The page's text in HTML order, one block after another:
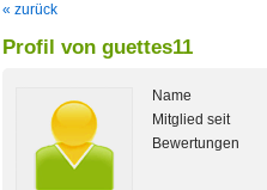
« zurück
Profil von guettes11
Name
Mitglied seit
Bewertungen